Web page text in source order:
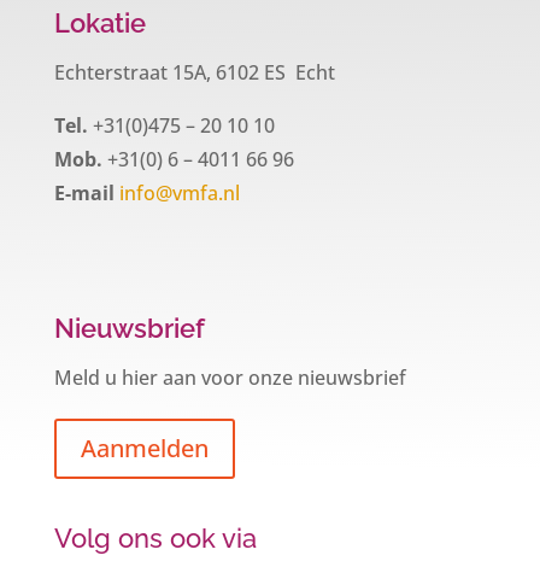
Lokatie
Echterstraat 15A, 6102 ES Echt
Tel. +31(0)475 – 20 10 10
Mob. +31(0) 6 – 4011 66 96
E-mail info@vmfa.nl
Nieuwsbrief
Meld u hier aan voor onze nieuwsbrief
Aanmelden
Volg ons ook via